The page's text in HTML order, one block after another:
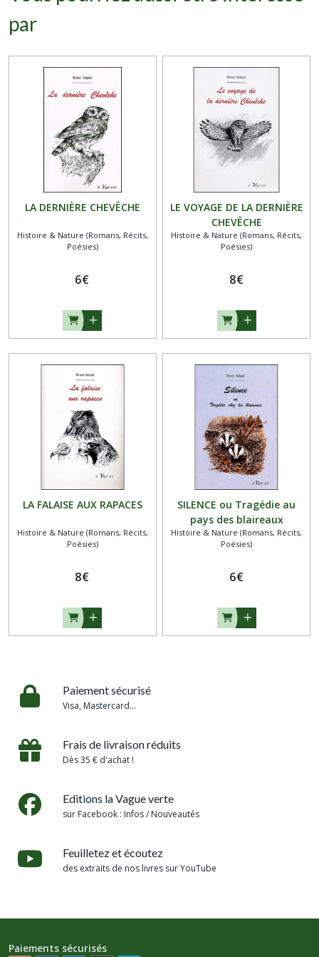
par
LA DERNIÈRE CHEVÊCHE
Histoire & Nature (Romans, Récits,
Poésies)
6€
LE VOYAGE DE LA DERNIÈRE
CHEVÊCHE
Histoire & Nature (Romans, Récits,
Poésies)
8€
LA FALAISE AUX RAPACES
Histoire & Nature (Romans, Récits,
Poésies)
8€
SILENCE ou Tragédie au
pays des blaireaux
Histoire & Nature (Romans, Récits,
Poésies)
6€
Paiement sécurisé
Visa, Mastercard...
Frais de livraison réduits
Dès 35 € d'achat !
Editions la Vague verte
sur Facebook : Infos / Nouveautés
Feuilletez et écoutez
des extraits de nos livres sur YouTube
Paiements sécurisés